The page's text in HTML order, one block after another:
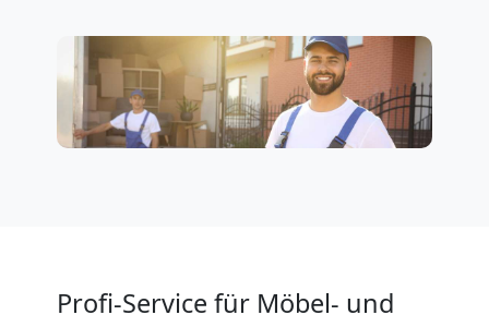
Profi-Service für Möbel- und
Mann
LKW
Wiener